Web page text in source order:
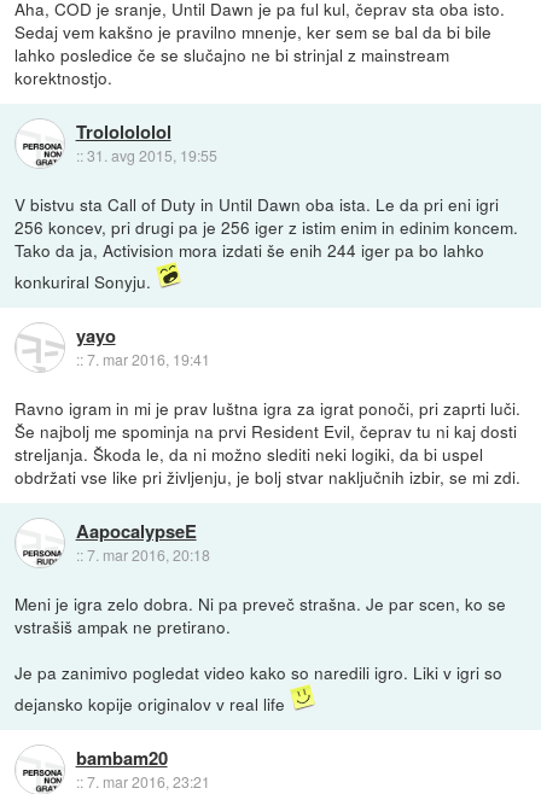
Aha, COD je sranje, Until Dawn je pa ful kul, čeprav sta oba isto.
Sedaj vem kakšno je pravilno mnenje, ker sem se bal da bi bile
lahko posledice če se slučajno ne bi strinjal z mainstream
korektnostjo.
Trololololol
::31. avg 2015, 19:55
V bistvu sta Call of Duty in Until Dawn oba ista. Le da pri eni igri
256 koncev, pri drugi pa je 256 iger z istim enim in edinim koncem.
Tako da ja, Activision mora izdati še enih 244 iger pa bo lahko
konkuriral Sonyju.
yayo
::7. mar 2016, 19:41
Ravno igram in mi je prav luštna igra za igrat ponoči, pri zaprti luči.
Še najbolj me spominja na prvi Resident Evil, čeprav tu ni kaj dosti
streljanja. Škoda le, da ni možno slediti neki logiki, da bi uspel
obdržati vse like pri življenju, je bolj stvar naključnih izbir, se mi zdi.
AapocalypseE
::7. mar 2016, 20:18
Meni je igra zelo dobra. Ni pa preveč strašna. Je par scen, ko se
vstrašiš ampak ne pretirano.
Je pa zanimivo pogledat video kako so naredili igro. Liki v igri so
dejansko kopije originalov v real life
bambam20
::7. mar 2016, 23:21